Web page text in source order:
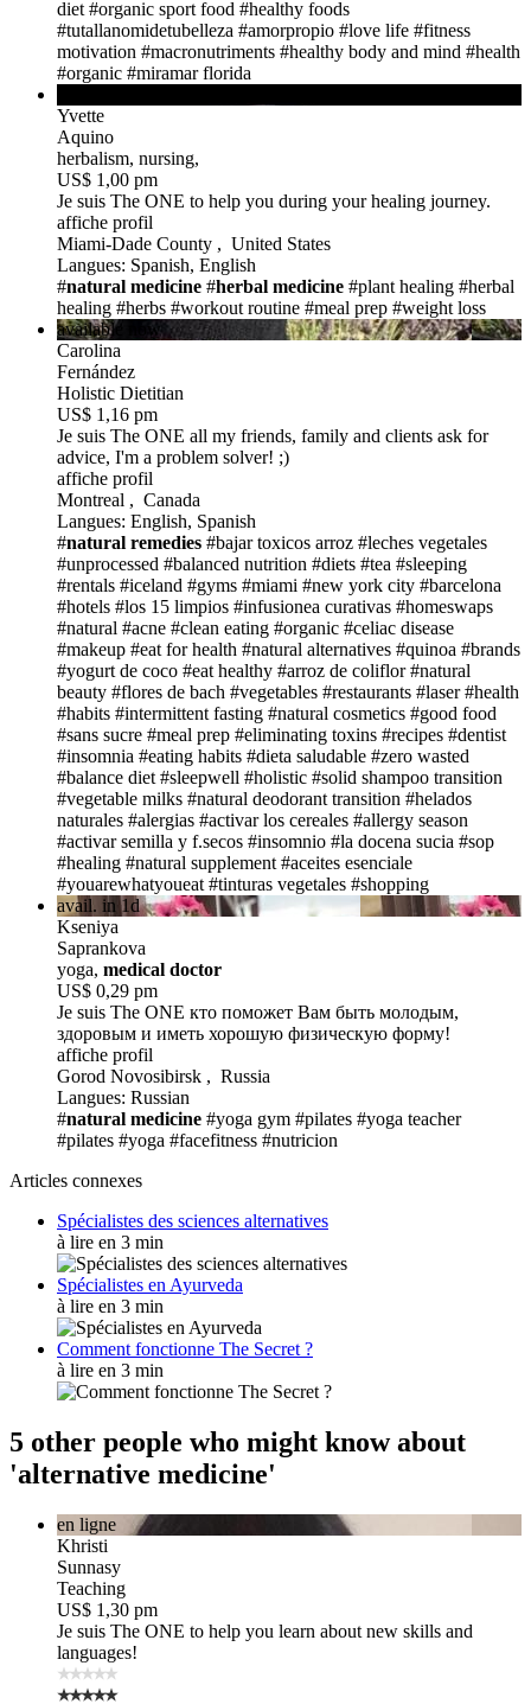
diet #organic sport food #healthy foods
#tutallanomidetubelleza #amorpropio #love life #fitness
motivation #macronutriments #healthy body and mind #health
#organic #miramar florida
Yvette
Aquino
herbalism, nursing,
US$ 1,00 pm
Je suis The ONE to help you during your healing journey.
affiche profil
Miami-Dade County , United States
Langues: Spanish, English
#natural medicine #herbal medicine #plant healing #herbal
healing #herbs #workout routine #meal prep #weight loss
available now
Carolina
Fernández
Holistic Dietitian
US$ 1,16 pm
Je suis The ONE all my friends, family and clients ask for
advice, I'm a problem solver! ;)
affiche profil
Montreal , Canada
Langues: English, Spanish
#natural remedies #bajar toxicos arroz #leches vegetales
#unprocessed #balanced nutrition #diets #tea #sleeping
#rentals #iceland #gyms #miami #new york city #barcelona
#hotels #los 15 limpios #infusionea curativas #homeswaps
#natural #acne #clean eating #organic #celiac disease
#makeup #eat for health #natural alternatives #quinoa #brands
#yogurt de coco #eat healthy #arroz de coliflor #natural
beauty #flores de bach #vegetables #restaurants #laser #health
#habits #intermittent fasting #natural cosmetics #good food
#sans sucre #meal prep #eliminating toxins #recipes #dentist
#insomnia #eating habits #dieta saludable #zero wasted
#balance diet #sleepwell #holistic #solid shampoo transition
#vegetable milks #natural deodorant transition #helados
naturales #alergias #activar los cereales #allergy season
#activar semilla y f.secos #insomnio #la docena sucia #sop
#healing #natural supplement #aceites esenciale
#youarewhatyoueat #tinturas vegetales #shopping
avail. in 1d
Kseniya
Saprankova
yoga, medical doctor
US$ 0,29 pm
Je suis The ONE кто поможет Вам быть молодым,
здоровым и иметь хорошую физическую форму!
affiche profil
Gorod Novosibirsk , Russia
Langues: Russian
#natural medicine #yoga gym #pilates #yoga teacher
#pilates #yoga #facefitness #nutricion
Articles connexes
Spécialistes des sciences alternatives
à lire en 3 min
Spécialistes en Ayurveda
à lire en 3 min
Comment fonctionne The Secret ?
à lire en 3 min
5 other people who might know about
'alternative medicine'
en ligne
Khristi
Sunnasy
Teaching
US$ 1,30 pm
Je suis The ONE to help you learn about new skills and
languages!